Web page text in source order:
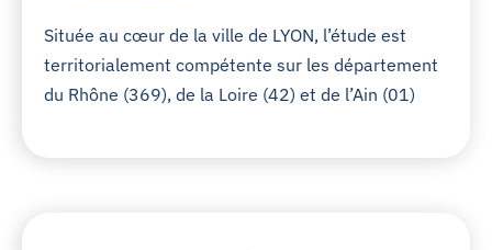
Située au cœur de la ville de LYON, l’étude est
territorialement compétente sur les département
du Rhône (369), de la Loire (42) et de l’Ain (01)